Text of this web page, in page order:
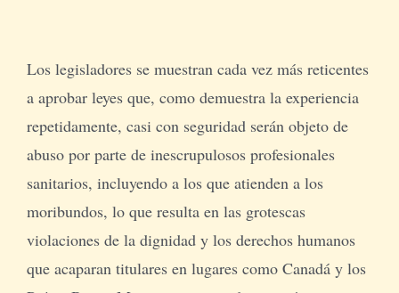
Los legisladores se muestran cada vez más reticentes
a aprobar leyes que, como demuestra la experiencia
repetidamente, casi con seguridad serán objeto de
abuso por parte de inescrupulosos profesionales
sanitarios, incluyendo a los que atienden a los
moribundos, lo que resulta en las grotescas
violaciones de la dignidad y los derechos humanos
que acaparan titulares en lugares como Canadá y los